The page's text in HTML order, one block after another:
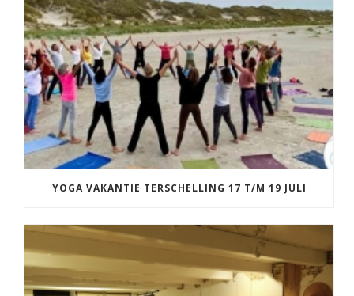
YOGA VAKANTIE TERSCHELLING 17 T/M 19 JULI